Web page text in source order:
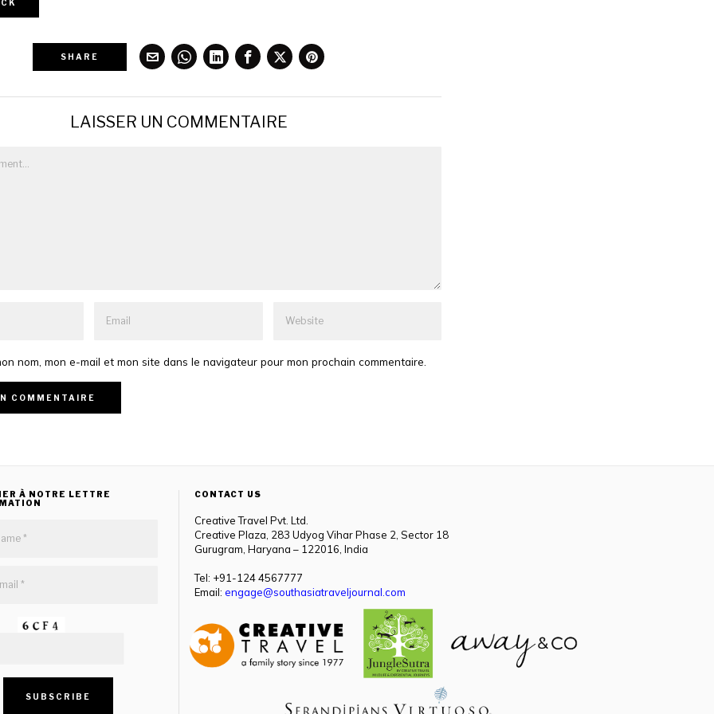
SHARE
LAISSER UN COMMENTAIRE
nom, mon e-mail et mon site dans le navigateur pour mon prochain commentaire.
À NOTRE LETTRE
CONTACT US
Creative Travel Pvt. Ltd.
Creative Plaza, 283 Udyog Vihar Phase 2, Sector 18
Gurugram, Haryana – 122016, India
Tel: +91-124 4567777
Email: engage@southasiatraveljournal.com